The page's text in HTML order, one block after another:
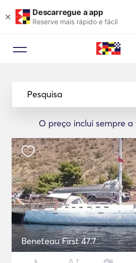
× Descarregue a app
Reserve mais rápido e fácil
Pesquisa
O preço inclui sempre
Beneteau First 47.7